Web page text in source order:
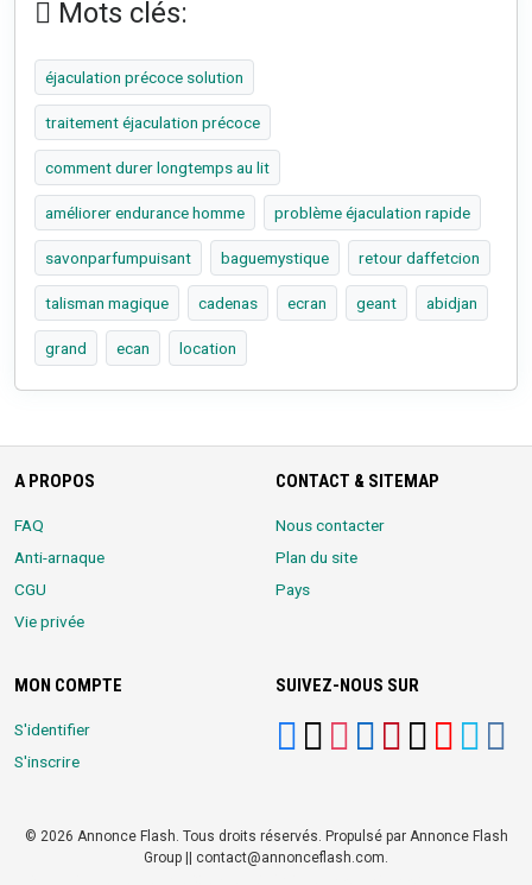
Mots clés:
éjaculation précoce solution
traitement éjaculation précoce
comment durer longtemps au lit
améliorer endurance homme problème éjaculation rapide
savonparfumpuisant baguemystique retour daffetcion
talisman magique cadenas ecran geant abidjan
grand ecan location
A PROPOS
FAQ
Anti-arnaque
CGU
Vie privée
CONTACT & SITEMAP
Nous contacter
Plan du site
Pays
MON COMPTE
S'identifier
S'inscrire
SUIVEZ-NOUS SUR
© 2026 Annonce Flash. Tous droits réservés. Propulsé par Annonce Flash
Group || contact@annonceflash.com.